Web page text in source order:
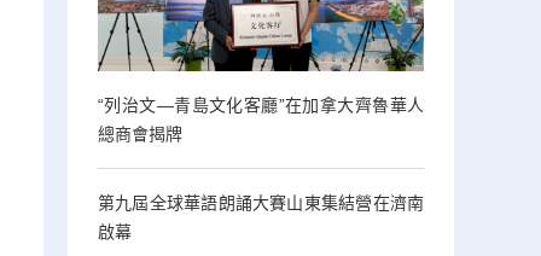
“列治文—青島文化客廳”在加拿大齊魯華人
總商會揭牌
第九屆全球華語朗誦大賽山東集結營在濟南
啟幕